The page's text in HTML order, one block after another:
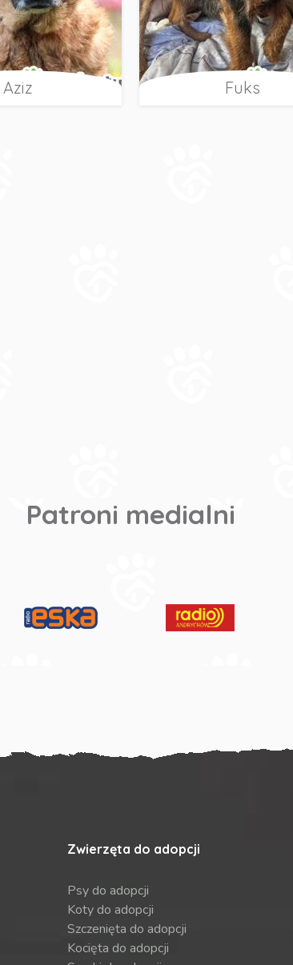
Aziz Fuks
Patroni medialni
Zwierzęta do adopcji
Psy do adopcji
Koty do adopcji
Szczenięta do adopcji
Kocięta do adopcji